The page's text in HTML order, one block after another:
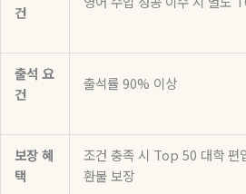
건
출석 요
건
출석률90% 이상
보장 혜
택
조건 충족 시 Top 50 대학 편
환불 보장